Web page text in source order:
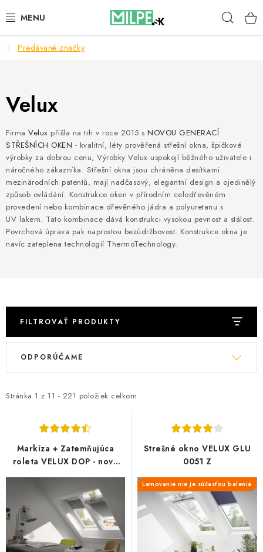
na
STREŠNÉ OKNÁ
DOM A ZÁHRADA
STAVBA
BLOG
KONTAKTY
Reklamace a vrácení zboží
Predávané značky
Velux
Firma Velux přišla na trh v roce 2015 s NOVOU GENERACÍ
STŘEŠNÍCH OKEN - kvalitní, léty prověřená střešní okna, špičkové
výrobky za dobrou cenu, Výrobky Velux uspokojí běžného uživatele i
náročného zákazníka. Střešní okna jsou chráněna desítkami
mezinárodních patentů, mají nadčasový, elegantní design a ojedinělý
způsob ovládání. Konstrukce oken v přírodním celodřevěném
provedení nebo kombinace dřevěného jádra a polyuretanu s
UV lakem. Tato kombinace dává konstrukci vysokou pevnost a stálost.
Povrchová úprava pak naprostou bezúdržbovost. Konstrukce okna je
navíc zateplena technologií ThermoTechnology.
FILTROVAŤ PRODUKTY
V
i
o
d
k
o
Stránka 1 z 11 - 221 položiek celkom
R
e
p
r
d
u
k
ODPORÚČAME
Markíza + Zatemňujúca
roleta VELUX DOP - nová
generácia
Strešné okno VELUX GLU
0051 Z
Lemovanie nie je súčasťou balenia